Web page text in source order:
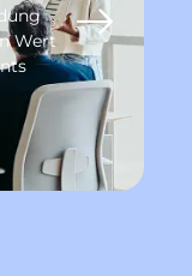
Wert